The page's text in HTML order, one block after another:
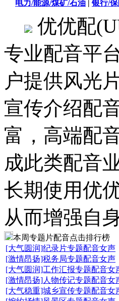
电力/能源/煤矿/石油 |银行/
优优配
专业配音平
户提供风光
宣传介绍配
富，高端配
成此类配音
长期使用优
从而增强自
本周专题片配音点击排行榜
[大气圆润]纪录片专题配音女声
[激情昂扬]税务局专题配音女声
[大气圆润]工作汇报专题配音女
[激情昂扬]人物传记专题配音女
[大气稳重]城乡宣传专题配音女